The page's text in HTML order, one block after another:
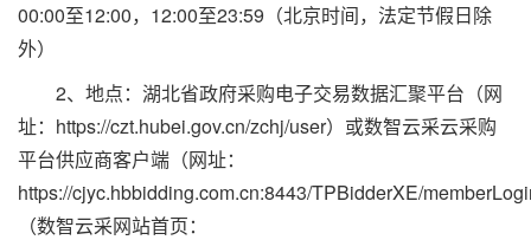
00:00至12:00，12:00至23:59（北京时间，法定节假日除
外）
2、地点：湖北省政府采购电子交易数据汇聚平台（网
址：https://czt.hubei.gov.cn/zchj/user）或数智云采云采购
平台供应商客户端（网址：
https://cjyc.hbbidding.com.cn:8443/TPBidderXE/
（数智云采网站首页：